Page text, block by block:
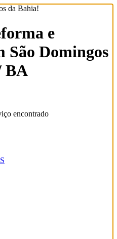
da Bahia!
e
São Domingos
BA
encontrado